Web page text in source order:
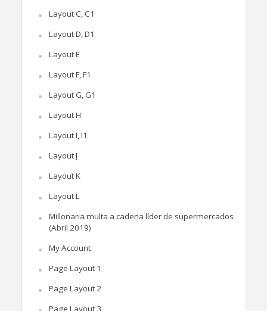
Layout C, C1
Layout D, D1
Layout E
Layout F, F1
Layout G, G1
Layout H
Layout I, I1
Layout J
Layout K
Layout L
Millonaria multa a cadena líder de supermercados
(Abril 2019)
My Account
Page Layout 1
Page Layout 2